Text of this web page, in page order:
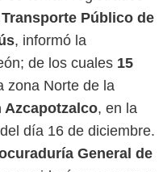
Público de
, informó la
de los cuales 15
zona Norte de la
Azcapotzalco, en la
día 16 de diciembre.
General de